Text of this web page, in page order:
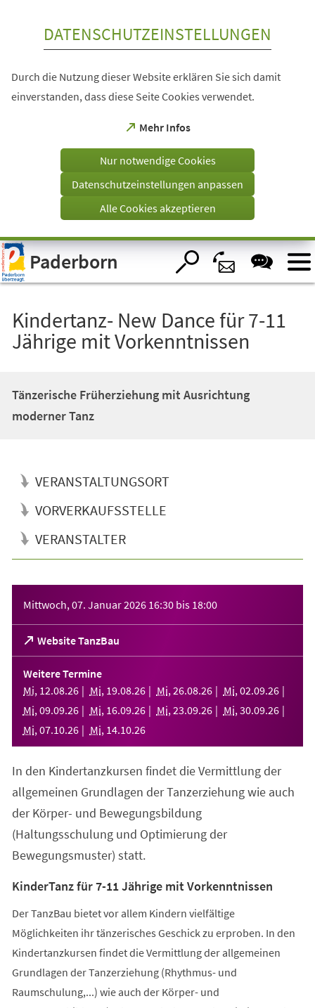
Visuelle
Assistenzsoftware
öffnen.
DATENSCHUTZEINSTELLUNGEN
Durch die Nutzung dieser Website erklären Sie sich damit
einverstanden, dass diese Seite Cookies verwendet.
Mehr Infos
(Öffnet
einem
Tab)
Nur notwendige Cookies
Datenschutzeinstellungen anpassen
Alle Cookies akzeptieren
Paderborn
Kindertanz- New Dance für 7-11
Jährige mit Vorkenntnissen
Tänzerische Früherziehung mit Ausrichtung
moderner Tanz
VERANSTALTUNGSORT
VORVERKAUFSSTELLE
VERANSTALTER
Mittwoch, 07. Januar 2026 16:30 bis 18:00
Website TanzBau
(Öffnet
in
einem
neuen
Tab)
Weitere Termine
Mi, 12.08.26 Mi, 19.08.26 Mi, 26.08.26 Mi, 02.09.26
Mi, 09.09.26 Mi, 16.09.26 Mi, 23.09.26 Mi, 30.09.26
Mi, 07.10.26 Mi, 14.10.26
In den Kindertanzkursen findet die Vermittlung der
allgemeinen Grundlagen der Tanzerziehung wie auch
der Körper- und Bewegungsbildung
(Haltungsschulung und Optimierung der
Bewegungsmuster) statt.
KinderTanz für 7-11 Jährige mit Vorkenntnissen
Der TanzBau bietet vor allem Kindern vielfältige
Möglichkeiten ihr tänzerisches Geschick zu erproben. In den
Kindertanzkursen findet die Vermittlung der allgemeinen
Grundlagen der Tanzerziehung (Rhythmus- und
Raumschulung,...) wie auch der Körper- und